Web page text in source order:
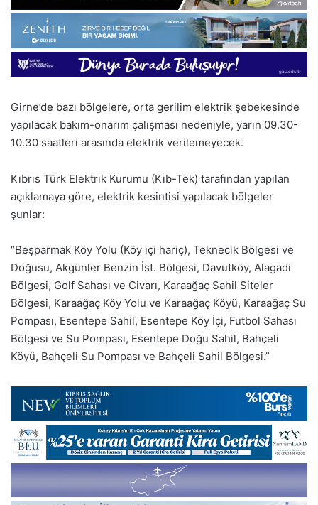
Girne’de bazı bölgelere, orta gerilim elektrik şebekesinde
yapılacak bakım-onarım çalışması nedeniyle, yarın 09.30-
10.30 saatleri arasında elektrik verilemeyecek.
Kıbrıs Türk Elektrik Kurumu (Kıb-Tek) tarafından yapılan
açıklamaya göre, elektrik kesintisi yapılacak bölgeler
şunlar:
“Beşparmak Köy Yolu (Köy içi hariç), Teknecik Bölgesi ve
Doğusu, Akgünler Benzin İst. Bölgesi, Davutköy, Alagadi
Bölgesi, Golf Sahası ve Civarı, Karaağaç Sahil Siteler
Bölgesi, Karaağaç Köy Yolu ve Karaağaç Köyü, Karaağaç Su
Pompası, Esentepe Sahil, Esentepe Köy İçi, Futbol Sahası
Bölgesi ve Su Pompası, Esentepe Doğu Sahil, Bahçeli
Köyü, Bahçeli Su Pompası ve Bahçeli Sahil Bölgesi.”